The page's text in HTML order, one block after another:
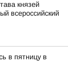
князей
всероссийский
в пятницу в